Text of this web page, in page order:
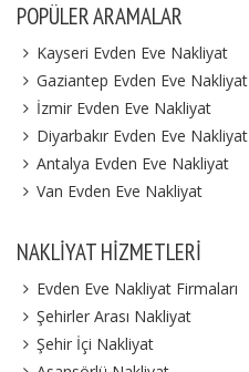
POPÜLER ARAMALAR
Kayseri Evden Eve Nakliyat
Gaziantep Evden Eve Nakliyat
İzmir Evden Eve Nakliyat
Diyarbakır Evden Eve Nakliyat
Antalya Evden Eve Nakliyat
Van Evden Eve Nakliyat
NAKLIYAT HIZMETLERI
Evden Eve Nakliyat Firmaları
Şehirler Arası Nakliyat
Şehir İçi Nakliyat